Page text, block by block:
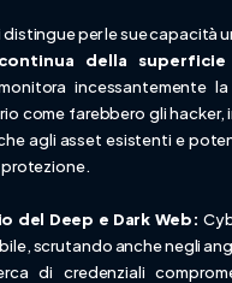
distingue per le sue capacità
della
incessantemente
come farebbero gli hacker,
agli asset esistenti e
del Deep e Dark Web:
scrutando anche negli
di credenziali